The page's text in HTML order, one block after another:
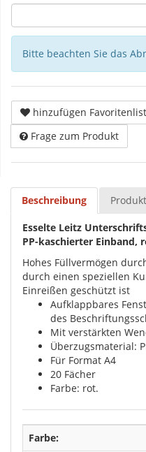
Bitte beachten Sie das
hinzufügen
Frage zum Produkt
Beschreibung
Esselte Leitz
PP-kaschierter Einband,
Hohes Füllvermögen
durch einen speziellen
Einreißen geschützt ist
Aufklappbares
des
Mit verstärkten
Überzugsmaterial:
Für Format A4
20 Fächer
Farbe: rot.
Farbe: